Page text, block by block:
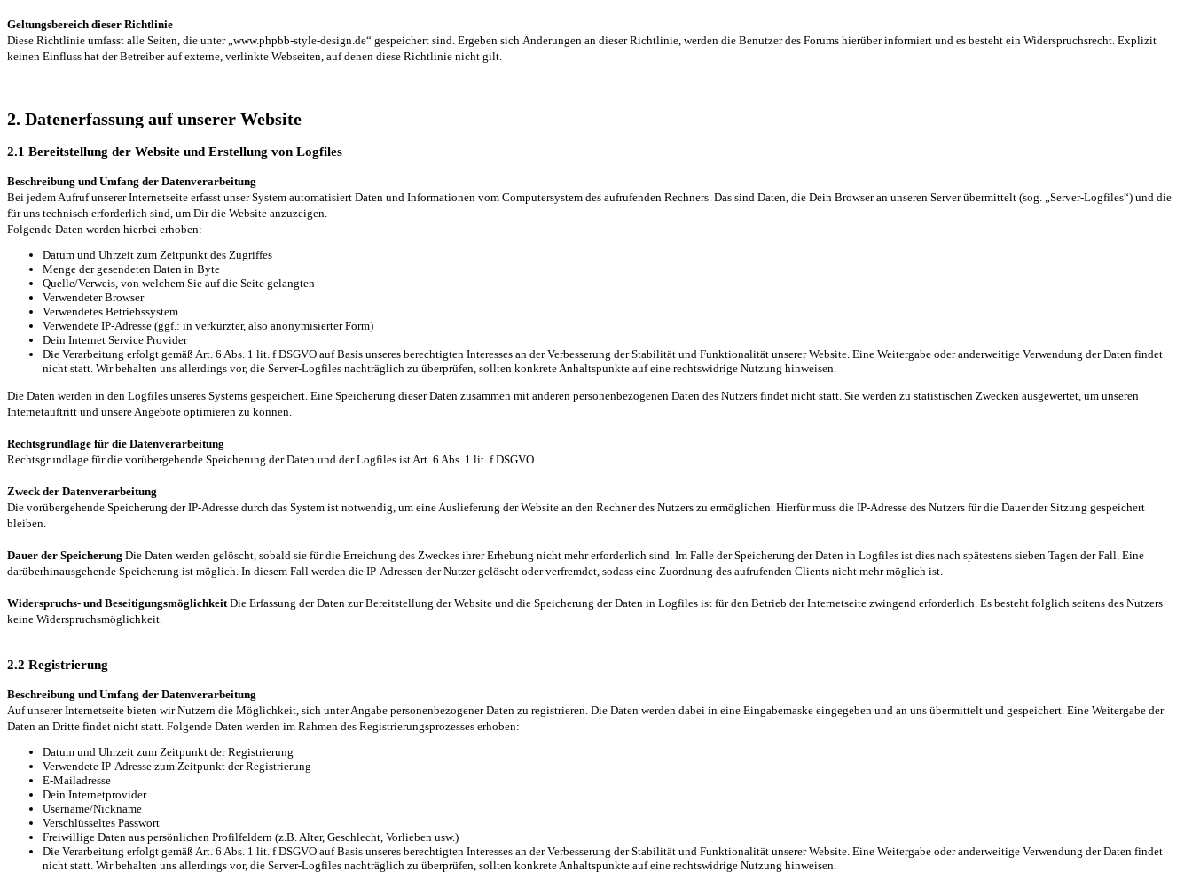
Geltungsbereich dieser Richtlinie
Diese Richtlinie umfasst alle Seiten, die unter „www.phpbb-style-design.de“ gespeichert sind. Ergeben sich Änderungen an dieser Richtlinie, werden die Benutzer des Forums hierüber informiert und es besteht ein Widerspruchsrecht. Explizit
keinen Einfluss hat der Betreiber auf externe, verlinkte Webseiten, auf denen diese Richtlinie nicht gilt.
2. Datenerfassung auf unserer Website
2.1 Bereitstellung der Website und Erstellung von Logfiles
Beschreibung und Umfang der Datenverarbeitung
Bei jedem Aufruf unserer Internetseite erfasst unser System automatisiert Daten und Informationen vom Computersystem des aufrufenden Rechners. Das sind Daten, die Dein Browser an unseren Server übermittelt (sog. „Server-Logfiles“) und die
für uns technisch erforderlich sind, um Dir die Website anzuzeigen.
Folgende Daten werden hierbei erhoben:
Datum und Uhrzeit zum Zeitpunkt des Zugriffes
Menge der gesendeten Daten in Byte
Quelle/Verweis, von welchem Sie auf die Seite gelangten
Verwendeter Browser
Verwendetes Betriebssystem
Verwendete IP-Adresse (ggf.: in verkürzter, also anonymisierter Form)
Dein Internet Service Provider
Die Verarbeitung erfolgt gemäß Art. 6 Abs. 1 lit. f DSGVO auf Basis unseres berechtigten Interesses an der Verbesserung der Stabilität und Funktionalität unserer Website. Eine Weitergabe oder anderweitige Verwendung der Daten findet
nicht statt. Wir behalten uns allerdings vor, die Server-Logfiles nachträglich zu überprüfen, sollten konkrete Anhaltspunkte auf eine rechtswidrige Nutzung hinweisen.
Die Daten werden in den Logfiles unseres Systems gespeichert. Eine Speicherung dieser Daten zusammen mit anderen personenbezogenen Daten des Nutzers findet nicht statt. Sie werden zu statistischen Zwecken ausgewertet, um unseren
Internetauftritt und unsere Angebote optimieren zu können.
Rechtsgrundlage für die Datenverarbeitung
Rechtsgrundlage für die vorübergehende Speicherung der Daten und der Logfiles ist Art. 6 Abs. 1 lit. f DSGVO.
Zweck der Datenverarbeitung
Die vorübergehende Speicherung der IP-Adresse durch das System ist notwendig, um eine Auslieferung der Website an den Rechner des Nutzers zu ermöglichen. Hierfür muss die IP-Adresse des Nutzers für die Dauer der Sitzung gespeichert
bleiben.
Dauer der Speicherung Die Daten werden gelöscht, sobald sie für die Erreichung des Zweckes ihrer Erhebung nicht mehr erforderlich sind. Im Falle der Speicherung der Daten in Logfiles ist dies nach spätestens sieben Tagen der Fall. Eine
darüberhinausgehende Speicherung ist möglich. In diesem Fall werden die IP-Adressen der Nutzer gelöscht oder verfremdet, sodass eine Zuordnung des aufrufenden Clients nicht mehr möglich ist.
Widerspruchs- und BeseitigungsmöglichkeitDie Erfassung der Daten zur Bereitstellung der Website und die Speicherung der Daten in Logfiles ist für den Betrieb der Internetseite zwingend erforderlich. Es besteht folglich seitens des Nutzers
keine Widerspruchsmöglichkeit.
2.2 Registrierung
Beschreibung und Umfang der Datenverarbeitung
Auf unserer Internetseite bieten wir Nutzern die Möglichkeit, sich unter Angabe personenbezogener Daten zu registrieren. Die Daten werden dabei in eine Eingabemaske eingegeben und an uns übermittelt und gespeichert. Eine Weitergabe der
Daten an Dritte findet nicht statt. Folgende Daten werden im Rahmen des Registrierungsprozesses erhoben:
Datum und Uhrzeit zum Zeitpunkt der Registrierung
Verwendete IP-Adresse zum Zeitpunkt der Registrierung
E-Mailadresse
Dein Internetprovider
Username/Nickname
Verschlüsseltes Passwort
Freiwillige Daten aus persönlichen Profilfeldern (z.B. Alter, Geschlecht, Vorlieben usw.)
Die Verarbeitung erfolgt gemäß Art. 6 Abs. 1 lit. f DSGVO auf Basis unseres berechtigten Interesses an der Verbesserung der Stabilität und Funktionalität unserer Website. Eine Weitergabe oder anderweitige Verwendung der Daten findet
nicht statt. Wir behalten uns allerdings vor, die Server-Logfiles nachträglich zu überprüfen, sollten konkrete Anhaltspunkte auf eine rechtswidrige Nutzung hinweisen.